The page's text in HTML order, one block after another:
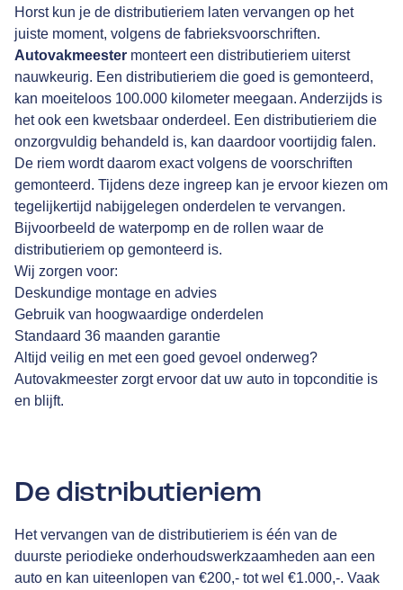
Horst kun je de distributieriem laten vervangen op het
juiste moment, volgens de fabrieksvoorschriften.
Autovakmeester monteert een distributieriem uiterst
nauwkeurig. Een distributieriem die goed is gemonteerd,
kan moeiteloos 100.000 kilometer meegaan. Anderzijds is
het ook een kwetsbaar onderdeel. Een distributieriem die
onzorgvuldig behandeld is, kan daardoor voortijdig falen.
De riem wordt daarom exact volgens de voorschriften
gemonteerd. Tijdens deze ingreep kan je ervoor kiezen om
tegelijkertijd nabijgelegen onderdelen te vervangen.
Bijvoorbeeld de waterpomp en de rollen waar de
distributieriem op gemonteerd is.
Wij zorgen voor:
Deskundige montage en advies
Gebruik van hoogwaardige onderdelen
Standaard 36 maanden garantie
Altijd veilig en met een goed gevoel onderweg?
Autovakmeester zorgt ervoor dat uw auto in topconditie is
en blijft.
De distributieriem
Het vervangen van de distributieriem is één van de
duurste periodieke onderhoudswerkzaamheden aan een
auto en kan uiteenlopen van €200,- tot wel €1.000,-. Vaak